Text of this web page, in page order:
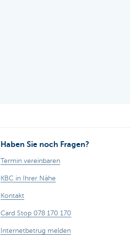
Haben Sie noch Fragen?
Termin vereinbaren
KBC in Ihrer Nähe
Kontakt
Card Stop 078 170 170
Internetbetrug melden